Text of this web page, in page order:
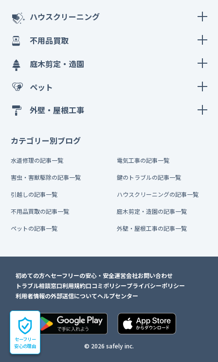
セーフリー
安心の理由
ハウスクリーニング
不用品買取
庭木剪定・造園
ペット
外壁・屋根工事
カテゴリー別ブログ
水道修理の記事一覧 電気工事の記事一覧
害虫・害獣駆除の記事一覧 鍵のトラブルの記事一覧
引越しの記事一覧 ハウスクリーニングの記事一覧
不用品買取の記事一覧 庭木剪定・造園の記事一覧
ペットの記事一覧 外壁・屋根工事の記事一覧
初めての方へセーフリーの安心・安全運営会社お問い合わせ
トラブル相談窓口利用規約口コミポリシープライバシーポリシー
利用者情報の外部送信についてヘルプセンター
© 2026 safely inc.